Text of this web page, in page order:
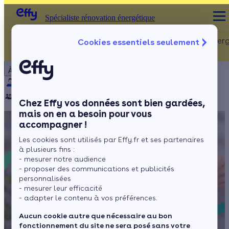
Cookies essentiels seulement
Chez Effy vos données sont bien gardées,
mais on en a besoin pour vous
accompagner !
Les cookies sont utilisés par Effy.fr et ses partenaires
à plusieurs fins :
- mesurer notre audience
- proposer des communications et publicités
personnalisées
- mesurer leur efficacité
- adapter le contenu à vos préférences.
Aucun cookie autre que nécessaire au bon
fonctionnement du site ne sera posé sans votre
À propos
Notre équipe
Rejoignez-nous Presse
Spécialiste rénovation énergétique Rénovation
Murs
Sols
Spécialiste rénovation énergétique